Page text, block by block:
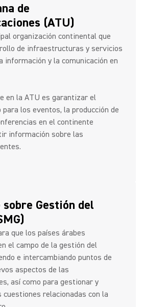
de
(ATU)
organización continental que
de infraestructuras y servicios
información y la comunicación en
en la ATU es garantizar el
los eventos, la producción de
en el continente
información sobre las
sobre Gestión del
que los países árabes
el campo de la gestión del
e intercambiando puntos de
aspectos de las
así como para gestionar y
relacionadas con la